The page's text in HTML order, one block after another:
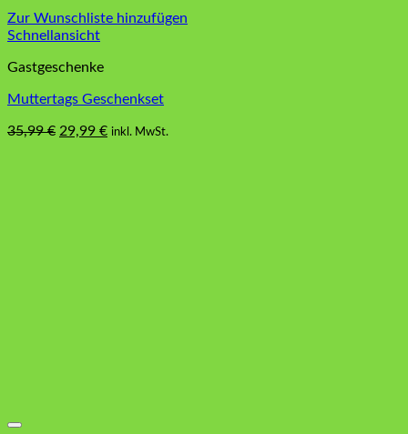
Zur Wunschliste hinzufügen
Schnellansicht
Gastgeschenke
Muttertags Geschenkset
35,99€ Ursprünglicher
29,99 €Aktueller
inkl. MwSt.